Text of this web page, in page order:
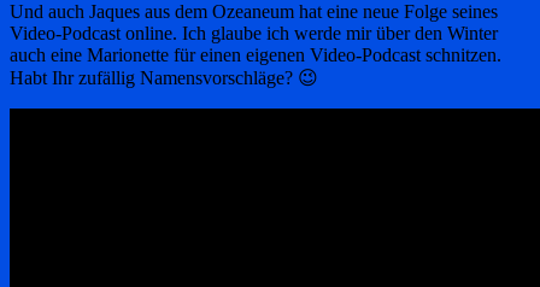
Und auch Jaques aus dem Ozeaneum hat eine neue Folge seines
Video-Podcast online. Ich glaube ich werde mir über den Winter
auch eine Marionette für einen eigenen Video-Podcast schnitzen.
Habt Ihr zufällig Namensvorschläge? 😉